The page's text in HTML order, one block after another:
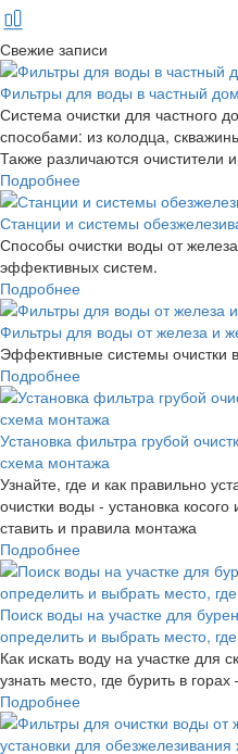
Свежие записи
Фильтры для воды в частный дом
Система очистки для частного
способами: из колодца,
Также различаются очистители
Подробнее
Станции и системы
Способы очистки воды от
эффективных систем.
Подробнее
Фильтры для воды от железа и
Эффективные системы очистки
Подробнее
Установка фильтра грубой
схема монтажа
Узнайте, где и как правильно
очистки воды - установка
ставить и правила монтажа
Подробнее
Поиск воды на участке для
определить и выбрать место,
Как искать воду на участке для
узнать место, где бурить в
Подробнее